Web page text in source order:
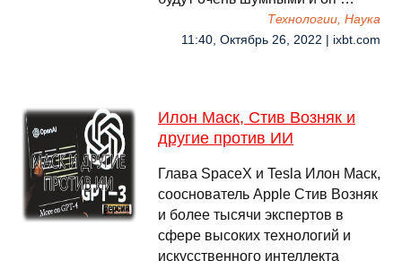
Технологии, Наука
11:40, Октябрь 26, 2022 | ixbt.com
Илон Маск, Стив Возняк и
другие против ИИ
Глава SpaceX и Tesla Илон Маск,
сооснователь Apple Стив Возняк
и более тысячи экспертов в
сфере высоких технологий и
искусственного интеллекта